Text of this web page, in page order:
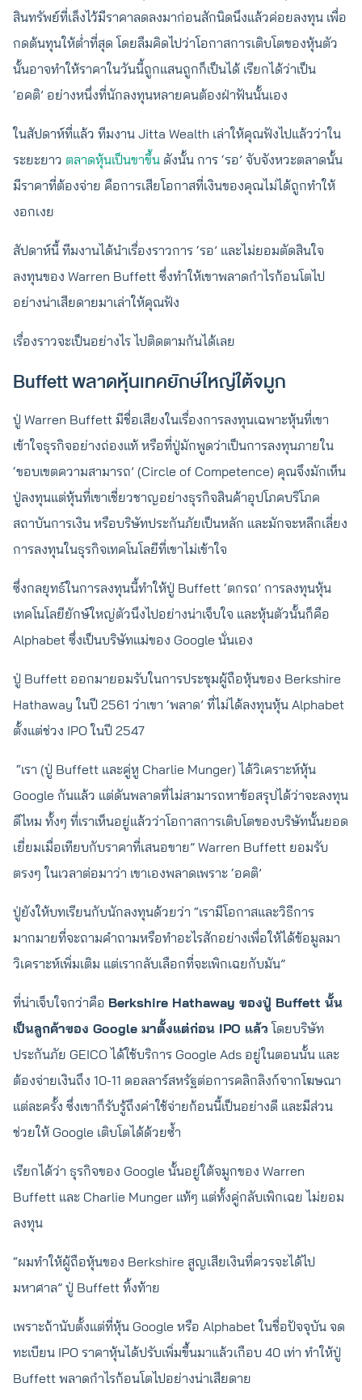
สินทรัพย์ที่เล็งไว้มีราคาลดลงมาก่อนสักนิดนึงแล้วค่อยลงทุน เพื่อ
กดต้นทุนให้ต่ำที่สุด โดยลืมคิดไปว่าโอกาสการเติบโตของหุ้นตัว
นั้นอาจทำให้ราคาในวันนี้ถูกแสนถูกก็เป็นได้ เรียกได้ว่าเป็น
‘อคติ’ อย่างหนึ่งที่นักลงทุนหลายคนต้องฝ่าฟันนั้นเอง
ในสัปดาห์ที่แล้ว ทีมงาน Jitta Wealth เล่าให้คุณฟังไปแล้วว่าใน
ระยะยาว ตลาดหุ้นเป็นขาขึ้น ดังนั้น การ ‘รอ’ จับจังหวะตลาดนั้น
มีราคาที่ต้องจ่าย คือการเสียโอกาสที่เงินของคุณไม่ได้ถูกทำให้
งอกเงย
สัปดาห์นี้ ทีมงานได้นำเรื่องราวการ ‘รอ’ และไม่ยอมตัดสินใจ
ลงทุนของ Warren Buffett ซึ่งทำให้เขาพลาดกำไรก้อนโตไป
อย่างน่าเสียดายมาเล่าให้คุณฟัง
เรื่องราวจะเป็นอย่างไร ไปติดตามกันได้เลย
Buffett พลาดหุ้นเทคยักษ์ใหญ่ใต้จมูก
ปู่ Warren Buffett มีชื่อเสียงในเรื่องการลงทุนเฉพาะหุ้นที่เขา
เข้าใจธุรกิจอย่างถ่องแท้ หรือที่ปู่มักพูดว่าเป็นการลงทุนภายใน
‘ขอบเขตความสามารถ’ (Circle of Competence) คุณจึงมักเห็น
ปู่ลงทุนแต่หุ้นที่เขาเชี่ยวชาญอย่างธุรกิจสินค้าอุปโภคบริโภค
สถาบันการเงิน หรือบริษัทประกันภัยเป็นหลัก และมักจะหลีกเลี่ยง
การลงทุนในธุรกิจเทคโนโลยีที่เขาไม่เข้าใจ
ซึ่งกลยุทธ์ในการลงทุนนี้ทำให้ปู่ Buffett ‘ตกรถ’ การลงทุนหุ้น
เทคโนโลยียักษ์ใหญ่ตัวนึงไปอย่างน่าเจ็บใจ และหุ้นตัวนั้นก็คือ
Alphabet ซึ่งเป็นบริษัทแม่ของ Google นั่นเอง
ปู่ Buffett ออกมายอมรับในการประชุมผู้ถือหุ้นของ Berkshire
Hathaway ในปี 2561 ว่าเขา ‘พลาด’ ที่ไม่ได้ลงทุนหุ้น Alphabet
ตั้งแต่ช่วง IPO ในปี 2547
“เรา (ปู่ Buffett และคู่หู Charlie Munger) ได้วิเคราะห์หุ้น
Google กันแล้ว แต่ดันพลาดที่ไม่สามารถหาข้อสรุปได้ว่าจะลงทุน
ดีไหม ทั้งๆ ที่เราเห็นอยู่แล้วว่าโอกาสการเติบโตของบริษัทนั้นยอด
เยี่ยมเมื่อเทียบกับราคาที่เสนอขาย” Warren Buffett ยอมรับ
ตรงๆ ในเวลาต่อมาว่า เขาเองพลาดเพราะ ‘อคติ’
ปู่ยังให้บทเรียนกับนักลงทุนด้วยว่า “เรามีโอกาสและวิธีการ
มากมายที่จะถามคำถามหรือทำอะไรสักอย่างเพื่อให้ได้ข้อมูลมา
วิเคราะห์เพิ่มเติม แต่เรากลับเลือกที่จะเพิกเฉยกับมัน”
ที่น่าเจ็บใจกว่าคือ Berkshire Hathaway ของปู่ Buffett นั้น
เป็นลูกค้าของ Google มาตั้งแต่ก่อน IPO แล้ว โดยบริษัท
ประกันภัย GEICO ได้ใช้บริการ Google Ads อยู่ในตอนนั้น และ
ต้องจ่ายเงินถึง 10-11 ดอลลาร์สหรัฐต่อการคลิกลิงก์จากโฆษณา
แต่ละครั้ง ซึ่งเขาก็รับรู้ถึงค่าใช้จ่ายก้อนนี้เป็นอย่างดี และมีส่วน
ช่วยให้ Google เติบโตได้ด้วยซ้ำ
เรียกได้ว่า ธุรกิจของ Google นั้นอยู่ใต้จมูกของ Warren
Buffett และ Charlie Munger แท้ๆ แต่ทั้งคู่กลับเพิกเฉย ไม่ยอม
ลงทุน
“ผมทำให้ผู้ถือหุ้นของ Berkshire สูญเสียเงินที่ควรจะได้ไป
มหาศาล” ปู่ Buffett ทิ้งท้าย
เพราะถ้านับตั้งแต่ที่หุ้น Google หรือ Alphabet ในชื่อปัจจุบัน จด
ทะเบียน IPO ราคาหุ้นได้ปรับเพิ่มขึ้นมาแล้วเกือบ 40 เท่า ทำให้ปู่
Buffett พลาดกำไรก้อนโตไปอย่างน่าเสียดาย